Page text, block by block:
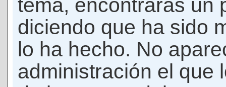
tema, encontrarás un
diciendo que ha sido
lo ha hecho. No
administración el que